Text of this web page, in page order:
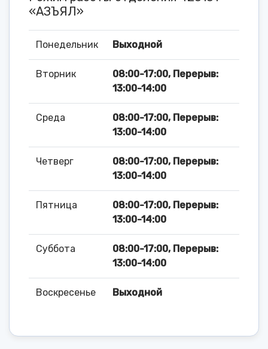
«АЗЪЯЛ»
Понедельник Выходной
Вторник
08:00-17:00, Перерыв:
13:00-14:00
Среда
08:00-17:00, Перерыв:
13:00-14:00
Четверг
08:00-17:00, Перерыв:
13:00-14:00
Пятница
08:00-17:00, Перерыв:
13:00-14:00
Суббота
08:00-17:00, Перерыв:
13:00-14:00
Воскресенье Выходной